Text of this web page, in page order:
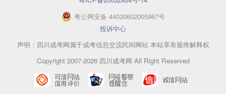
粤公网安备 44030602005967号
投诉中心
声明：四川成考网属于成考信息交流民间网站 本站享有最终解释权
Copyright 2007-2026 四川成考网 All Right Reserved